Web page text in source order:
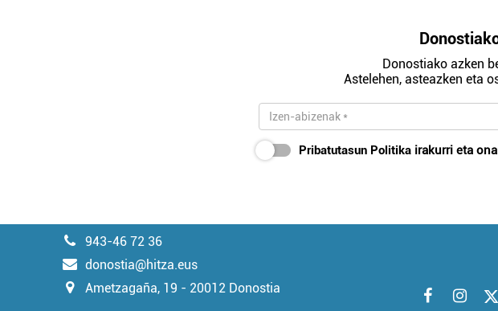
Donostiako azken
Astelehen, asteazken eta
Pribatutasun Politika irakurri eta
943-46 72 36
donostia@hitza.eus
Ametzagaña, 19 - 20012 Donostia